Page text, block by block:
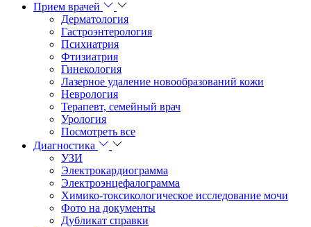
Прием врачей
Дерматология
Гастроэнтерология
Психиатрия
Фтизиатрия
Гинекология
Лазерное удаление новообразований кожи
Неврология
Терапевт, семейный врач
Урология
Посмотреть все
Диагностика
УЗИ
Электрокардиограмма
Электроэнцефалограмма
Химико-токсикологическое исследование мочи
Фото на документы
Дубликат справки